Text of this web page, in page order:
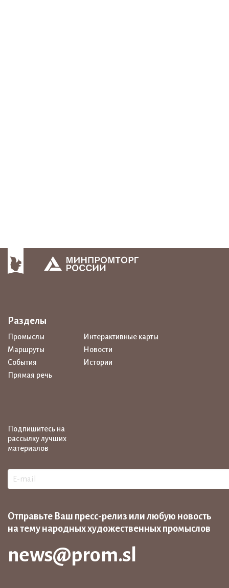
Разделы
Промыслы
Интерактивные карты
Маршруты
Новости
События
Истории
Прямая речь
Подпишитесь на
рассылку лучших
материалов
Отправьте Ваш пресс-релиз или любую новость
на тему народных художественных промыслов
news@prom.sl